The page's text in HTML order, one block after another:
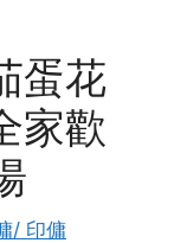
蛋花
家歡
/ 印傭